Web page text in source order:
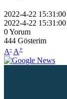
2022-4-22 15:31:00
2022-4-22 15:31:00
0Yorum
444 Gösterim
A- A+